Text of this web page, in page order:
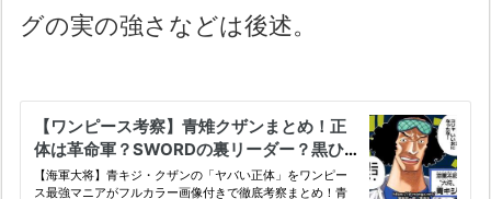
グの実の強さなどは後述。